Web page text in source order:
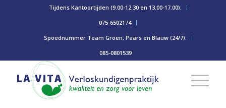
Tijdens Kantoortijden (9.00-12.30 en 13.00-17.00):
075-6502174
Spoednummer Team Groen, Paars en Blauw (24/7):
085-0801539